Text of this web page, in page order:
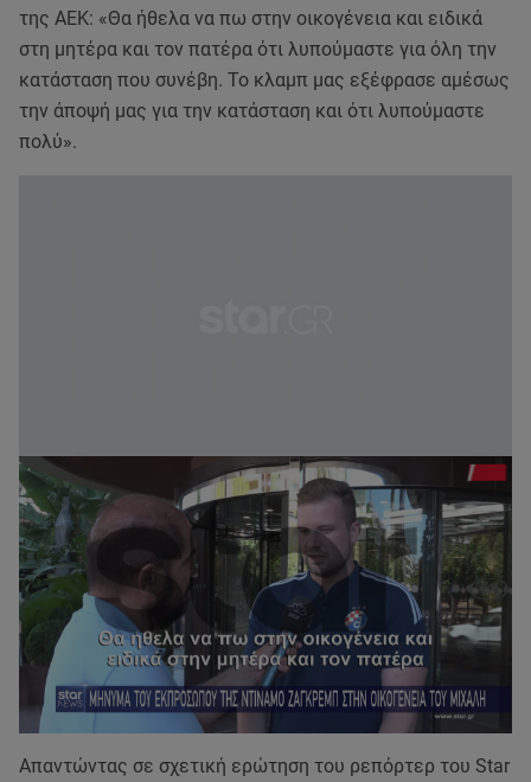
της ΑΕΚ: «Θα ήθελα να πω στην οικογένεια και ειδικά
στη μητέρα και τον πατέρα ότι λυπούμαστε για όλη την
κατάσταση που συνέβη. Το κλαμπ μας εξέφρασε αμέσως
την άποψή μας για την κατάσταση και ότι λυπούμαστε
πολύ».
Απαντώντας σε σχετική ερώτηση του ρεπόρτερ του Star